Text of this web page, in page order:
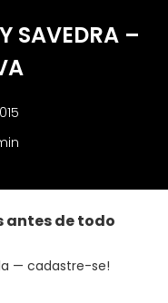
SAVEDRA –
antes de todo
— cadastre-se!